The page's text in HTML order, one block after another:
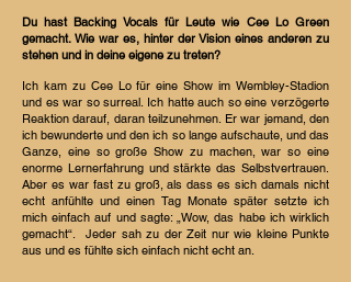
Du hast Backing Vocals für Leute wie Cee Lo Green
gemacht. Wie war es, hinter der Vision eines anderen zu
stehen und in deine eigene zu treten?
Ich kam zu Cee Lo für eine Show im Wembley-Stadion
und es war so surreal. Ich hatte auch so eine verzögerte
Reaktion darauf, daran teilzunehmen. Er war jemand, den
ich bewunderte und den ich so lange aufschaute, und das
Ganze, eine so große Show zu machen, war so eine
enorme Lernerfahrung und stärkte das Selbstvertrauen.
Aber es war fast zu groß, als dass es sich damals nicht
echt anfühlte und einen Tag Monate später setzte ich
mich einfach auf und sagte: „Wow, das habe ich wirklich
gemacht“.
Jeder sah zu der Zeit nur wie kleine Punkte
aus und es fühlte sich einfach nicht echt an.